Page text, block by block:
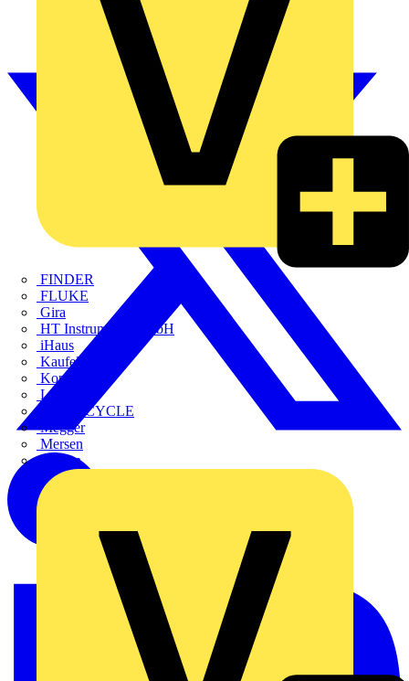
FINDER
FLUKE
Gira
HT Instruments GmbH
iHaus
Kaufel
Kopp
Lichtline
LIGHTCYCLE
Megger
Mersen
Merten